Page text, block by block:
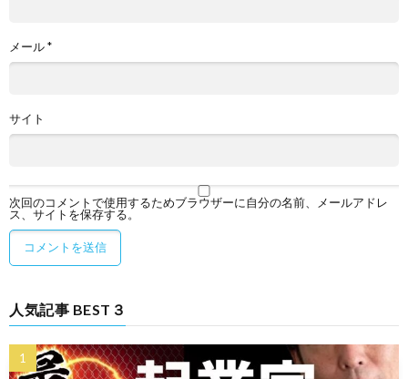
メール*
サイト
次回のコメントで使用するためブラウザーに自分の名前、メールアドレ
ス、サイトを保存する。
人気記事 BEST３